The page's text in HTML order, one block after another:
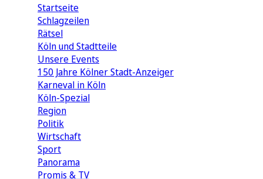
Startseite
Schlagzeilen
Rätsel
Köln und Stadtteile
Unsere Events
150 Jahre Kölner Stadt-Anzeiger
Karneval in Köln
Köln-Spezial
Region
Politik
Wirtschaft
Sport
Panorama
Promis & TV